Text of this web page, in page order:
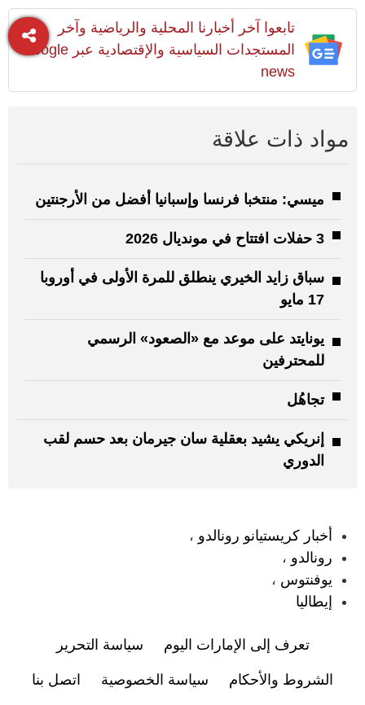
تابعوا آخر أخبارنا المحلية والرياضية وآخر
المستجدات السياسية والإقتصادية عبر Google
news
مواد ذات علاقة
ميسي: منتخبا فرنسا وإسبانيا أفضل من الأرجنتين
3 حفلات افتتاح في مونديال 2026
سباق زايد الخيري ينطلق للمرة الأولى في أوروبا
17 مايو
يونايتد على موعد مع «الصعود» الرسمي
للمحترفين
تجاهُل
إنريكي يشيد بعقلية سان جيرمان بعد حسم لقب
الدوري
أخبار كريستيانو رونالدو ،
رونالدو ،
يوفنتوس ،
إيطاليا
تعرف إلى الإمارات اليوم سياسة التحرير
الشروط والأحكام سياسة الخصوصية اتصل بنا